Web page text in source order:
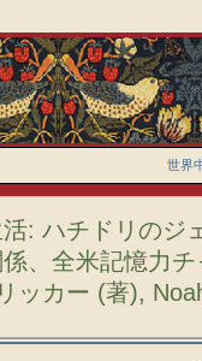
世界
: ハチドリのジ
、全米記憶力
ッカー (著),